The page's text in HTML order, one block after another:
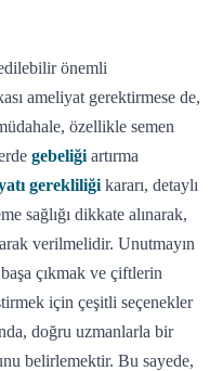
önemli
ameliyat gerektirmese de,
özellikle semen
gebeliği artırma
gerekliliği kararı, detaylı
sağlığı dikkate alınarak,
verilmelidir. Unutmayın
çıkmak ve çiftlerin
için çeşitli seçenekler
doğru uzmanlarla bir
belirlemektir. Bu sayede,